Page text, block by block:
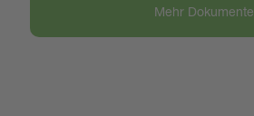
Mehr Dokumente